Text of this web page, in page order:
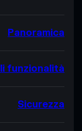
Panoramica
funzionalità
Sicurezza